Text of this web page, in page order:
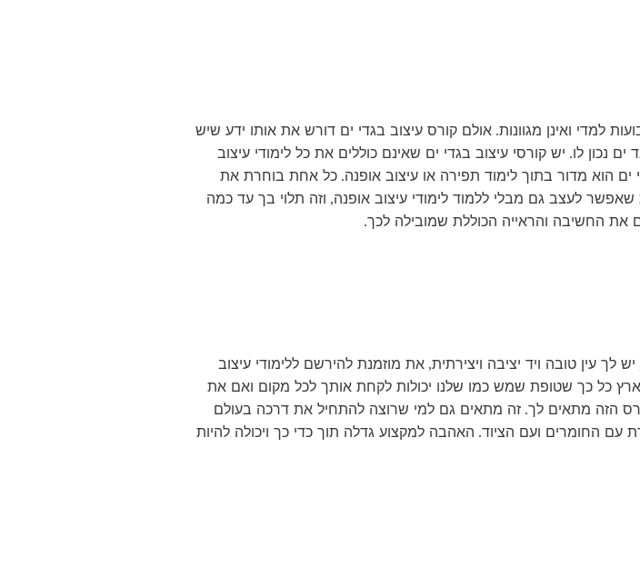
למדי ואינן מגוונות. אולם קורס עיצוב בגדי ים דורש את אותו ידע שיש
נכון לו. יש קורסי עיצוב בגדי ים שאינם כוללים את כל לימודי עיצוב
הוא מדור בתוך לימוד תפירה או עיצוב אופנה. כל אחת בוחרת את
שאפשר לעצב גם מבלי ללמוד לימודי עיצוב אופנה, וזה תלוי בך עד כמה
את החשיבה והראייה הכוללת שמובילה לכך.
יש לך עין טובה ויד יציבה ויצירתית, את מוזמנת להירשם ללימודי עיצוב
כל כך שטופת שמש כמו שלנו יכולות לקחת אותך לכל מקום ואם את
הזה מתאים לך. זה מתאים גם למי שרוצה להתחיל את דרכה בעולם
עם החומרים ועם הציוד. האהבה למקצוע גדלה תוך כדי כך ויכולה להיות